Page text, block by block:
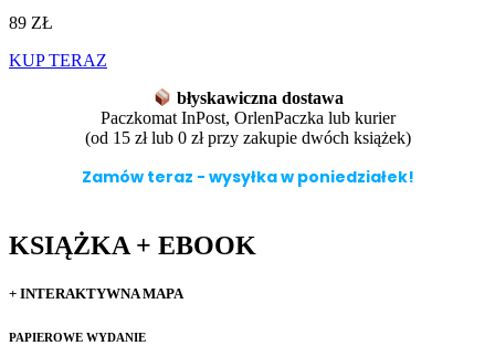
89 ZŁ
KUP TERAZ
błyskawiczna dostawa
Paczkomat InPost, OrlenPaczka lub kurier
(od 15 zł lub 0 zł przy zakupie dwóch książek)
Zamów teraz - wysyłka w poniedziałek!
KSIĄŻKA + EBOOK
+ INTERAKTYWNA MAPA
PAPIEROWE WYDANIE